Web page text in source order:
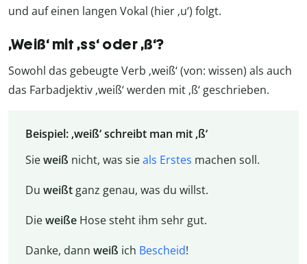
und auf einen langen Vokal (hier ‚u‘) folgt.
‚Weiß‘ mit ‚ss‘ oder ‚ß‘?
Sowohl das gebeugte Verb ‚weiß‘ (von: wissen) als auch
das Farbadjektiv ‚weiß‘ werden mit ‚ß‘ geschrieben.
Beispiel: ‚weiß‘ schreibt man mit ‚ß‘
Sieweiß nicht, was sieals Erstes machen soll.
Du weißt ganz genau, was du willst.
DieweißeHose steht ihm sehr gut.
Danke, dann weiß ich Bescheid!